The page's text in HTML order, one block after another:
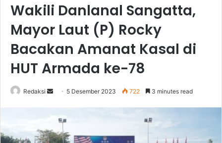
Wakili Danlanal Sangatta,
Mayor Laut (P) Rocky
Bacakan Amanat Kasal di
HUT Armada ke-78
Redaksi
Send
email
5 Desember 2023 722 3 minutes read